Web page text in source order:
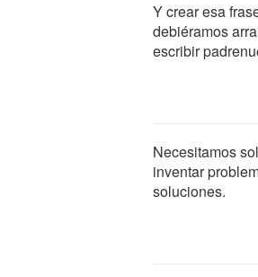
Y crear esa
debiéramos
escribir
Necesitamos
inventar
soluciones.